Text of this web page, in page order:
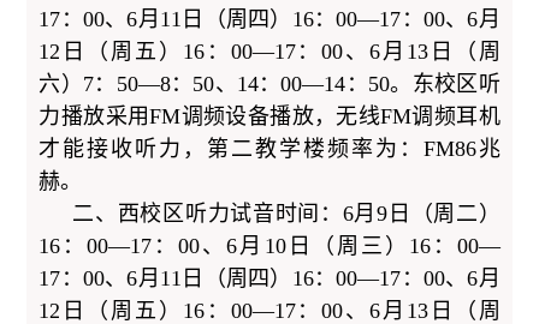
17：00、6月11日（周四）16：00—17：00、6月
12日（周五）16：00—17：00、6月13日（周
六）7：50—8：50、14：00—14：50。东校区听
力播放采用FM调频设备播放，无线FM调频耳机
才能接收听力，第二教学楼频率为：FM86兆
赫。
二、西校区听力试音时间：6月9日（周二）
16：00—17：00、6月10日（周三）16：00—
17：00、6月11日（周四）16：00—17：00、6月
12日（周五）16：00—17：00、6月13日（周